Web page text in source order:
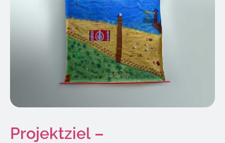
Projektziel –